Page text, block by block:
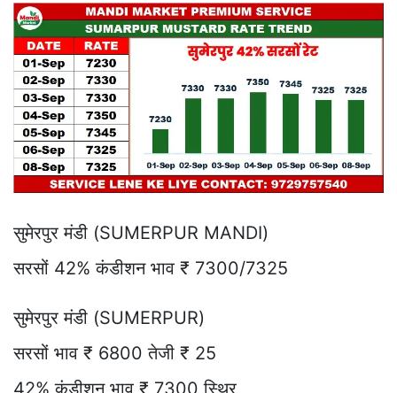
सुमेरपुर मंडी (SUMERPUR MANDI)
सरसों 42% कंडीशन भाव ₹ 7300/7325
सुमेरपुर मंडी (SUMERPUR)
सरसों भाव ₹ 6800 तेजी ₹ 25
42% कंडीशन भाव ₹ 7300 स्थिर